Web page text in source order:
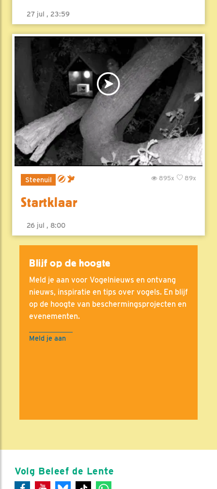
27 jul , 23:59
Steenuil 89x
895x
Startklaar
26 jul , 8:00
Blijf op de hoogte
Meld je aan voor Vogelnieuws en ontvang
nieuws, inspiratie en tips over vogels. En blijf
op de hoogte van beschermingsprojecten en
evenementen.
Meld je aan
Volg Beleef de Lente